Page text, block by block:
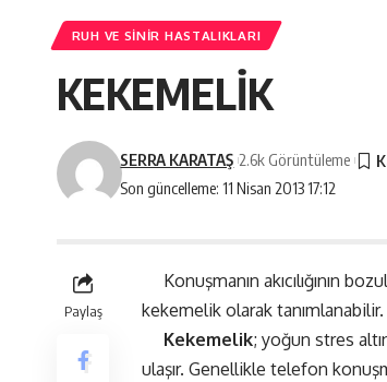
RUH VE SINIR HASTALIKLARI
KEKEMELİK
Son güncelleme: 11 Nisan 2013 17:12
SERRA KARATAŞ 2.6k Görüntüleme
Paylaş
Konuşmanın akıcılığının
kekemelik olarak
Kekemelik; yoğun stres
ulaşır. Genellikle telefon